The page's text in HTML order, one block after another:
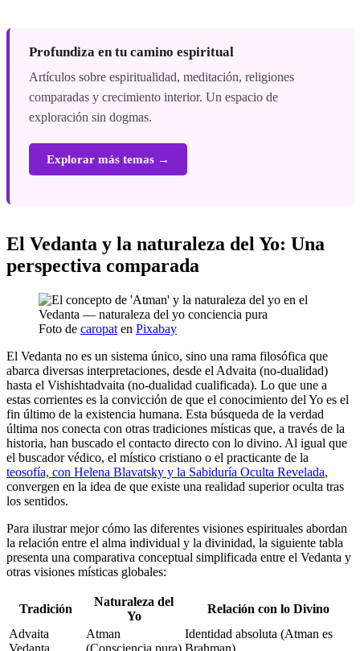
Profundiza en tu camino espiritual
Artículos sobre espiritualidad, meditación, religiones
comparadas y crecimiento interior. Un espacio de
exploración sin dogmas.
Explorar más temas →
El Vedanta y la naturaleza del Yo: Una
perspectiva comparada
Foto de caropat en Pixabay
El Vedanta no es un sistema único, sino una rama filosófica que
abarca diversas interpretaciones, desde el Advaita (no-dualidad)
hasta el Vishishtadvaita (no-dualidad cualificada). Lo que une a
estas corrientes es la convicción de que el conocimiento del Yo es el
fin último de la existencia humana. Esta búsqueda de la verdad
última nos conecta con otras tradiciones místicas que, a través de la
historia, han buscado el contacto directo con lo divino. Al igual que
el buscador védico, el místico cristiano o el practicante de la
teosofía, con Helena Blavatsky y la Sabiduría Oculta Revelada,
convergen en la idea de que existe una realidad superior oculta tras
los sentidos.
Para ilustrar mejor cómo las diferentes visiones espirituales abordan
la relación entre el alma individual y la divinidad, la siguiente tabla
presenta una comparativa conceptual simplificada entre el Vedanta y
otras visiones místicas globales:
Tradición
Naturaleza del
Yo
Relación con lo Divino
Advaita
Vedanta
Atman
(Consciencia pura)
Identidad absoluta (Atman es
Brahman)